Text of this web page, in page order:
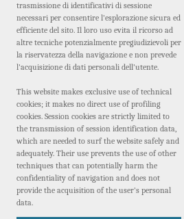
trasmissione di identificativi di sessione
necessari per consentire l'esplorazione sicura ed
efficiente del sito. Il loro uso evita il ricorso ad
altre tecniche potenzialmente pregiudizievoli per
la riservatezza della navigazione e non prevede
l'acquisizione di dati personali dell'utente.
This website makes exclusive use of technical
cookies; it makes no direct use of profiling
cookies. Session cookies are strictly limited to
the transmission of session identification data,
which are needed to surf the website safely and
adequately. Their use prevents the use of other
techniques that can potentially harm the
confidentiality of navigation and does not
provide the acquisition of the user's personal
data.
Chiusi (SI)
Città di Castello (PG) 43.457
Diacceto (FI) 43.785
Faenza (RA) 44.289
Fiesole (FI) 43.806
Forlì (FC)
Galluzzo (FI) 43.737
Imola (BO)
Incisa in Val d'Arno (FI) 43.657
Lari (PI) 43.567
Lastra a Signa (FI) 43.769
Lisciano Niccone (PG) 43.246
Lucca (LU)
Massa e Cozzile (PT)
Montecatini Terme (PT)
Monterchi (AR) 43.486